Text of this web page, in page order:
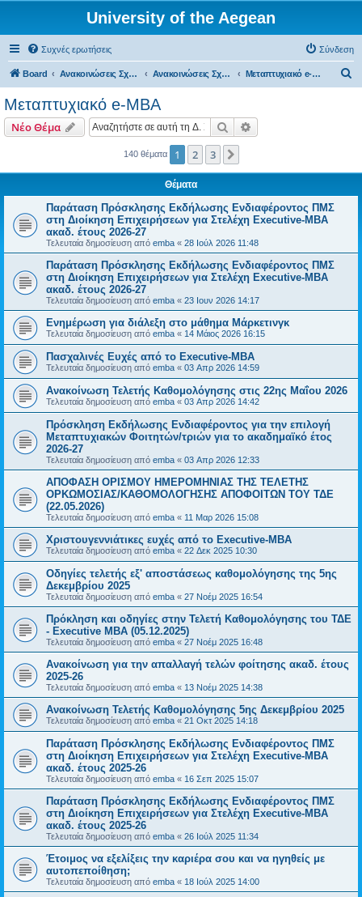
University of the Aegean
Συχνές ερωτήσεις Σύνδεση
Board Ανακοινώσεις Σχολών, Τμημάτων, Συλλόγων & Υπηρεσιών Ανακοινώσεις Σχολών & Τμημάτων (Χίος) Μεταπτυχιακό e-MBA
Μεταπτυχιακό e-MBA
Νέο Θέμα Αναζήτηση
140 θέματα 1 2 3
Θέματα
Παράταση Πρόσκλησης Εκδήλωσης Ενδιαφέροντος ΠΜΣ
στη Διοίκηση Επιχειρήσεων για Στελέχη Executive-MBΑ
ακαδ. έτους 2026-27
Τελευταία δημοσίευση από emba « 28 Ιούλ 2026 11:48
Παράταση Πρόσκλησης Εκδήλωσης Ενδιαφέροντος ΠΜΣ
στη Διοίκηση Επιχειρήσεων για Στελέχη Executive-MBΑ
ακαδ. έτους 2026-27
Τελευταία δημοσίευση από emba « 23 Ιουν 2026 14:17
Ενημέρωση για διάλεξη στο μάθημα Μάρκετινγκ
Τελευταία δημοσίευση από emba « 14 Μάιος 2026 16:15
Πασχαλινές Ευχές από το Executive-MBA
Τελευταία δημοσίευση από emba « 03 Απρ 2026 14:59
Ανακοίνωση Τελετής Καθομολόγησης στις 22ης Μαΐου 2026
Τελευταία δημοσίευση από emba « 03 Απρ 2026 14:42
Πρόσκληση Εκδήλωσης Ενδιαφέροντος για την επιλογή
Μεταπτυχιακών Φοιτητών/τριών για το ακαδημαϊκό έτος
2026-27
Τελευταία δημοσίευση από emba « 03 Απρ 2026 12:33
ΑΠΟΦΑΣΗ ΟΡΙΣΜΟΥ ΗΜΕΡΟΜΗΝΙΑΣ ΤΗΣ ΤΕΛΕΤΗΣ
ΟΡΚΩΜΟΣΙΑΣ/ΚΑΘΟΜΟΛΟΓΗΣΗΣ ΑΠΟΦΟΙΤΩΝ ΤΟΥ ΤΔΕ
(22.05.2026)
Τελευταία δημοσίευση από emba « 11 Μαρ 2026 15:08
Χριστουγεννιάτικες ευχές από το Executive-MBA
Τελευταία δημοσίευση από emba « 22 Δεκ 2025 10:30
Οδηγίες τελετής εξ' αποστάσεως καθομολόγησης της 5ης
Δεκεμβρίου 2025
Τελευταία δημοσίευση από emba « 27 Νοέμ 2025 16:54
Πρόκληση και οδηγίες στην Τελετή Καθομολόγησης του ΤΔΕ
- Executive MBA (05.12.2025)
Τελευταία δημοσίευση από emba « 27 Νοέμ 2025 16:48
Ανακοίνωση για την απαλλαγή τελών φοίτησης ακαδ. έτους
2025-26
Τελευταία δημοσίευση από emba « 13 Νοέμ 2025 14:38
Ανακοίνωση Τελετής Καθομολόγησης 5ης Δεκεμβρίου 2025
Τελευταία δημοσίευση από emba « 21 Οκτ 2025 14:18
Παράταση Πρόσκλησης Εκδήλωσης Ενδιαφέροντος ΠΜΣ
στη Διοίκηση Επιχειρήσεων για Στελέχη Executive-MBΑ
ακαδ. έτους 2025-26
Τελευταία δημοσίευση από emba « 16 Σεπ 2025 15:07
Παράταση Πρόσκλησης Εκδήλωσης Ενδιαφέροντος ΠΜΣ
στη Διοίκηση Επιχειρήσεων για Στελέχη Executive-MBΑ
ακαδ. έτους 2025-26
Τελευταία δημοσίευση από emba « 26 Ιούλ 2025 11:34
Έτοιμος να εξελίξεις την καριέρα σου και να ηγηθείς με
αυτοπεποίθηση;
Τελευταία δημοσίευση από emba « 18 Ιούλ 2025 14:00